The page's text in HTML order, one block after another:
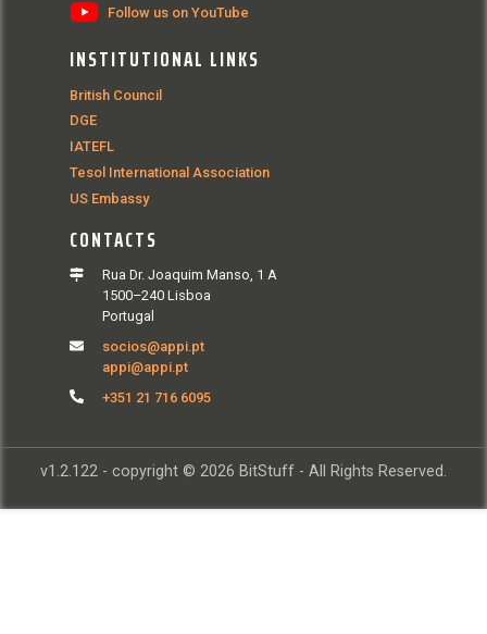
Follow us on YouTube
INSTITUTIONAL LINKS
British Council
DGE
IATEFL
Tesol International Association
US Embassy
CONTACTS
Rua Dr. Joaquim Manso, 1 A
1500–240 Lisboa
Portugal
socios@appi.pt
appi@appi.pt
+351 21 716 6095
v1.2.122 - copyright © 2026 BitStuff - All Rights Reserved.